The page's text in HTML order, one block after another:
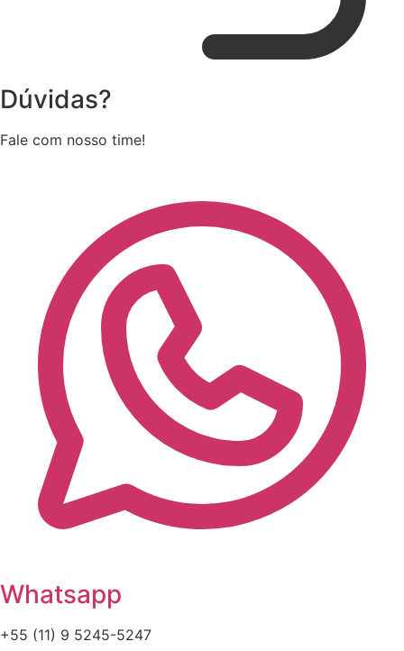
Dúvidas?
Fale com nosso time!
Whatsapp
+55 (11) 9 5245-5247